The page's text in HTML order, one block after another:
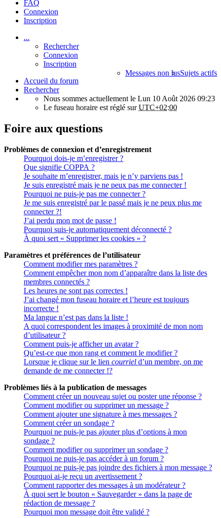
FAQ
Connexion
Inscription
...
Rechercher
Connexion
Inscription
Sujets actifs
Messages non lus
Accueil du forum
Rechercher
Nous sommes actuellement le Lun 10 Août 2026 09:23
Le fuseau horaire est réglé surUTC+02:00
Foire aux questions
Problèmes de connexion et d’enregistrement
Pourquoi dois-je m’enregistrer ?
Que signifie COPPA ?
Je souhaite m’enregistrer, mais je n’y parviens pas !
Je suis enregistré mais je ne peux pas me connecter !
Pourquoi ne puis-je pas me connecter ?
Je me suis enregistré par le passé mais je ne peux plus me
connecter ?!
J’ai perdu mon mot de passe !
Pourquoi suis-je automatiquement déconnecté ?
À quoi sert « Supprimer les cookies » ?
Paramètres et préférences de l’utilisateur
Comment modifier mes paramètres ?
Comment empêcher mon nom d’apparaître dans la liste des
membres connectés ?
Les heures ne sont pas correctes !
J’ai changé mon fuseau horaire et l’heure est toujours
incorrecte !
Ma langue n’est pas dans la liste !
A quoi correspondent les images à proximité de mon nom
d’utilisateur ?
Comment puis-je afficher un avatar ?
Qu’est-ce que mon rang et comment le modifier ?
Lorsque je clique sur le lien courriel d’un membre, on me
demande de me connecter !?
Problèmes liés à la publication de messages
Comment créer un nouveau sujet ou poster une réponse ?
Comment modifier ou supprimer un message ?
Comment ajouter une signature à mes messages ?
Comment créer un sondage ?
Pourquoi ne puis-je pas ajouter plus d’options à mon
sondage ?
Comment modifier ou supprimer un sondage ?
Pourquoi ne puis-je pas accéder à un forum ?
Pourquoi ne puis-je pas joindre des fichiers à mon message ?
Pourquoi ai-je reçu un avertissement ?
Comment rapporter des messages à un modérateur ?
À quoi sert le bouton « Sauvegarder » dans la page de
rédaction de message ?
Pourquoi mon message doit être validé ?